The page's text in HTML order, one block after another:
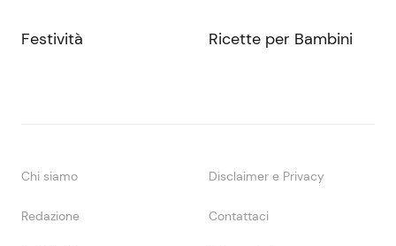
Festività Ricette per Bambini
Chi siamo Disclaimer e Privacy
Redazione Contattaci